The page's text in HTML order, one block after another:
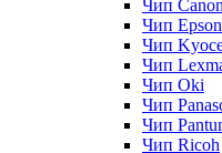
Чип Canon
Чип Epson
Чип
Чип
Чип Oki
Чип
Чип
Чип Ricoh